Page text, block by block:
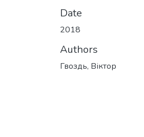
Date
2018
Authors
Гвоздь, Віктор